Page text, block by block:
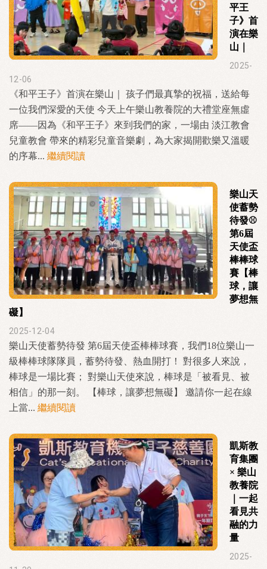
平王
子》首
演在樂
山｜
2025-
12-06
《和平王子》首演在樂山｜ 孩子們最真摯的祝福，送給每
一位我們深愛的天使 今天上午樂山教養院的大禮堂座無虛
席——因為《和平王子》來到我們的家，一場由 淡江教會
兒童教會 帶來的精彩兒童音樂劇，為大家揭開歡樂又溫暖
的序幕... 繼續閱讀
樂山天
使蓄勢
待發⚾️
第6屆
天使盃
棒棒球
賽【棒
球，讓
夢想無
礙】
2025-12-04
樂山天使蓄勢待發 第6屆天使盃棒棒球賽，我們18位樂山一
級棒棒球隊隊員，蓄勢待發、熱血開打！ 對很多人來說，
棒球是一場比賽； 對樂山天使來說，棒球是「被看見、被
相信」的那一刻。 【棒球，讓夢想無礙】 邀請你一起在線
上當... 繼續閱讀
凱斯教
育集團
× 樂山
教養院
｜一起
看見共
融的力
量
2025-